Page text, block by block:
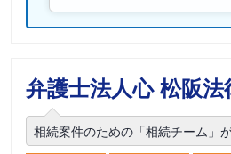
弁護士法人心 松阪
相続案件のための「相続チーム」